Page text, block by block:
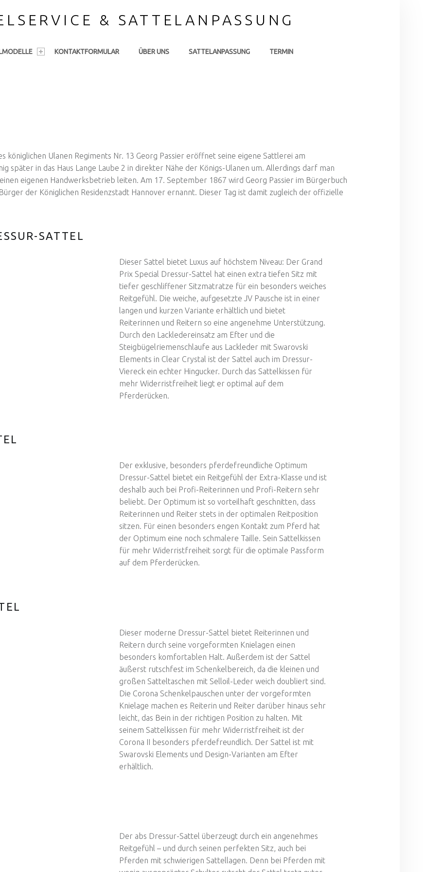
& SATTELANPASSUNG
KONTAKTFORMULAR ÜBER UNS SATTELANPASSUNG TERMIN
königlichen Ulanen Regiments Nr. 13 Georg Passier eröffnet seine eigene Sattlerei am
später in das Haus Lange Laube 2 in direkter Nähe der Königs-Ulanen um. Allerdings darf man
eigenen Handwerksbetrieb leiten. Am 17. September 1867 wird Georg Passier im Bürgerbuch
der Königlichen Residenzstadt Hannover ernannt. Dieser Tag ist damit zugleich der offizielle
SATTEL
Dieser Sattel bietet Luxus auf höchstem Niveau: Der Grand
Prix Special Dressur-Sattel hat einen extra tiefen Sitz mit
tiefer geschliffener Sitzmatratze für ein besonders weiches
Reitgefühl. Die weiche, aufgesetzte JV Pausche ist in einer
langen und kurzen Variante erhältlich und bietet
Reiterinnen und Reitern so eine angenehme Unterstützung.
Durch den Lackledereinsatz am Efter und die
Steigbügelriemenschlaufe aus Lackleder mit Swarovski
Elements in Clear Crystal ist der Sattel auch im Dressur-
Viereck ein echter Hingucker. Durch das Sattelkissen für
mehr Widerristfreiheit liegt er optimal auf dem
Pferderücken.
Der exklusive, besonders pferdefreundliche Optimum
Dressur-Sattel bietet ein Reitgefühl der Extra-Klasse und ist
deshalb auch bei Profi-Reiterinnen und Profi-Reitern sehr
beliebt. Der Optimum ist so vorteilhaft geschnitten, dass
Reiterinnen und Reiter stets in der optimalen Reitposition
sitzen. Für einen besonders engen Kontakt zum Pferd hat
der Optimum eine noch schmalere Taille. Sein Sattelkissen
für mehr Widerristfreiheit sorgt für die optimale Passform
auf dem Pferderücken.
Dieser moderne Dressur-Sattel bietet Reiterinnen und
Reitern durch seine vorgeformten Knielagen einen
besonders komfortablen Halt. Außerdem ist der Sattel
äußerst rutschfest im Schenkelbereich, da die kleinen und
großen Satteltaschen mit Selloil-Leder weich doubliert sind.
Die Corona Schenkelpauschen unter der vorgeformten
Knielage machen es Reiterin und Reiter darüber hinaus sehr
leicht, das Bein in der richtigen Position zu halten. Mit
seinem Sattelkissen für mehr Widerristfreiheit ist der
Corona II besonders pferdefreundlich. Der Sattel ist mit
Swarovski Elements und Design-Varianten am Efter
erhältlich.
Der abs Dressur-Sattel überzeugt durch ein angenehmes
Reitgefühl – und durch seinen perfekten Sitz, auch bei
Pferden mit schwierigen Sattellagen. Denn bei Pferden mit